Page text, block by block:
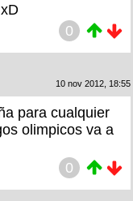
0
10 nov 2012, 18:55
para cualquier
olimpicos va a
0